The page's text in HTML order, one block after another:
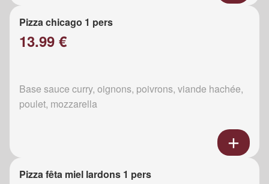
Pizza chicago 1 pers
13.99 €
Base sauce curry, oignons, poivrons, viande hachée,
poulet, mozzarella
Pizza fêta miel lardons 1 pers